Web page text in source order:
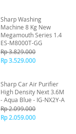
Sharp Washing
Machine 8 Kg New
Megamouth Series 1.4
ES-M8000T-GG
Rp 3.829.000
Rp 3.529.000
Sharp Car Air Purifier
High Density Next 3.6M
- Aqua Blue - IG-NX2Y-A
Rp 2.099.000
Rp 2.059.000